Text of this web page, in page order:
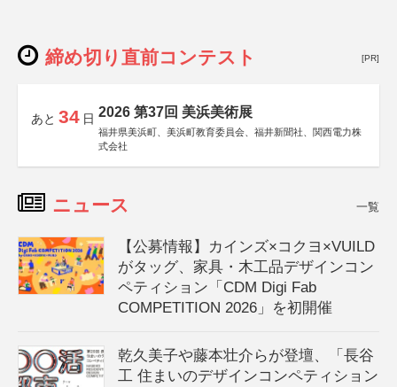
締め切り直前コンテスト [PR]
あと 34 日 2026 第37回 美浜美術展
福井県美浜町、美浜町教育委員会、福井新聞社、関西電力株
式会社
ニュース 一覧
【公募情報】カインズ×コクヨ×VUILD
がタッグ、家具・木工品デザインコン
ペティション「CDM Digi Fab
COMPETITION 2026」を初開催
乾久美子や藤本壮介らが登壇、「長谷
工 住まいのデザインコンペティション